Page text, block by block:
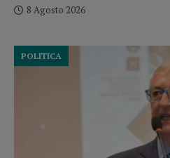
8 Agosto 2026
POLITICA